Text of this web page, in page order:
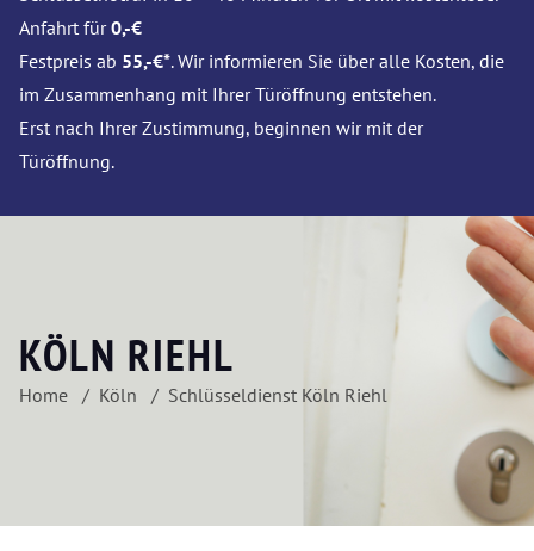
Anfahrt für0,-€
Festpreis ab 55,-€*. Wir informieren Sie über alle Kosten, die
im Zusammenhang mit Ihrer Türöffnung entstehen.
Erst nach Ihrer Zustimmung, beginnen wir mit der
Türöffnung.
KÖLN RIEHL
Home Köln Schlüsseldienst Köln Riehl